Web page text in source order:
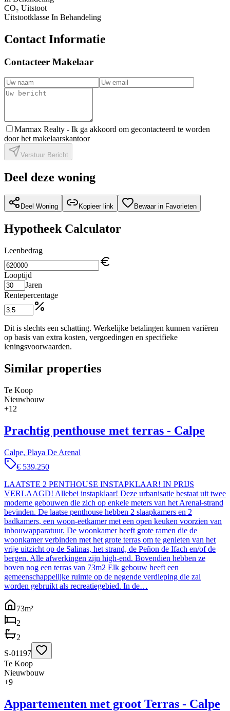
CO₂ Uitstoot
Uitstootklasse In Behandeling
Contact Informatie
Contacteer Makelaar
Marmax Realty - Ik ga akkoord om gecontacteerd te worden
door het makelaarskantoor
Verstuur Bericht
Deel deze woning
Deel Woning Kopieer link Bewaar in Favorieten
Hypotheek Calculator
Leenbedrag
Looptijd
Jaren
Rentepercentage
Dit is slechts een schatting. Werkelijke betalingen kunnen variëren
op basis van extra kosten, vergoedingen en specifieke
leningsvoorwaarden.
Similar properties
Te Koop
Nieuwbouw
+12
Prachtig penthouse met terras - Calpe
Calpe, Playa De Arenal
€ 539.250
LAATSTE 2 PENTHOUSE INSTAPKLAAR! IN PRIJS
VERLAAGD! Allebei instapklaar! Deze urbanisatie bestaat uit twee
moderne gebouwen die zich op enkele meters van het Arenal-strand
bevinden. De laatse penthouse hebben 2 slaapkamers en 2
badkamers, een woon-eetkamer met een open keuken voorzien van
inbouwapparatuur. De woonkamer heeft grote ramen die de
woonkamer verbinden met het grote terras om te genieten van het
vrije uitzicht op de Salinas, het strand, de Peñon de Ifach en/of de
bergen. Alle afwerkingen zijn high-end. Bovendien hebben ze
boven nog een terras van 73m2 Elk gebouw heeft een
gemeenschappelijke ruimte op de negende verdieping die zal
worden gebruikt als recreatiegebied. In de…
73m²
2
2
S-01197
Te Koop
Nieuwbouw
+9
Appartementen met groot Terras - Calpe